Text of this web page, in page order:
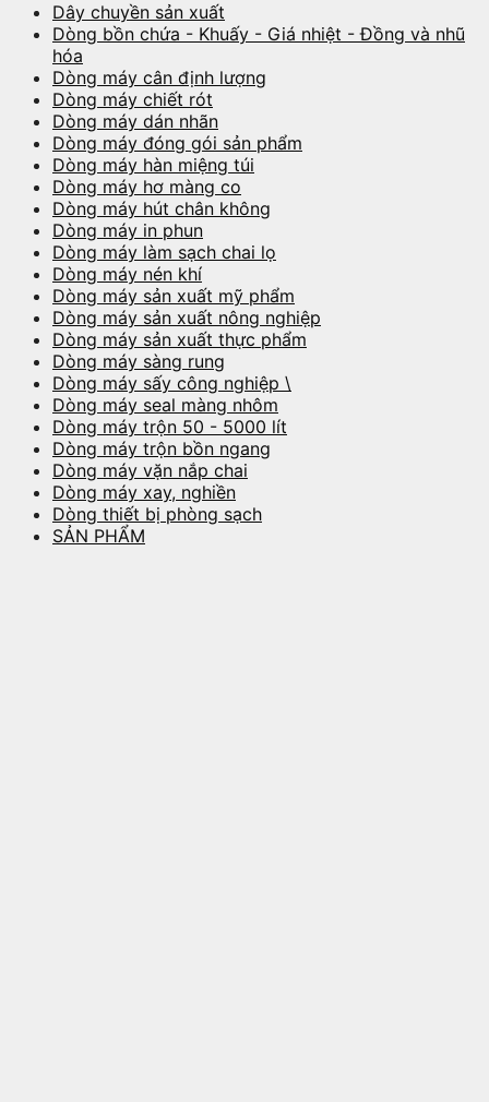
Dây chuyền sản xuất
Dòng bồn chứa - Khuấy - Giá nhiệt - Đồng và nhũ
hóa
Dòng máy cân định lượng
Dòng máy chiết rót
Dòng máy dán nhãn
Dòng máy đóng gói sản phẩm
Dòng máy hàn miệng túi
Dòng máy hơ màng co
Dòng máy hút chân không
Dòng máy in phun
Dòng máy làm sạch chai lọ
Dòng máy nén khí
Dòng máy sản xuất mỹ phẩm
Dòng máy sản xuất nông nghiệp
Dòng máy sản xuất thực phẩm
Dòng máy sàng rung
Dòng máy sấy công nghiệp \
Dòng máy seal màng nhôm
Dòng máy trộn 50 - 5000 lít
Dòng máy trộn bồn ngang
Dòng máy vặn nắp chai
Dòng máy xay, nghiền
Dòng thiết bị phòng sạch
SẢN PHẨM